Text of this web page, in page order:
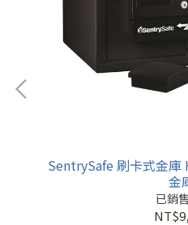
SentrySafe 刷卡式金庫
金
已銷